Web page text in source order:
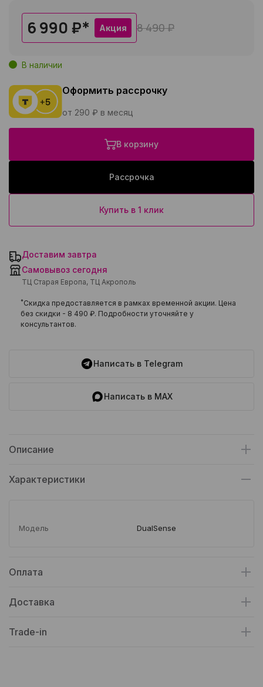
6 990 ₽* Акция 8 490 ₽
В наличии
Оформить рассрочку
от 290 ₽ в месяц
В корзину
Рассрочка
Купить в 1 клик
Доставим завтра
Самовывоз сегодня
ТЦ Старая Европа, ТЦ Акрополь
*Скидка предоставляется в рамках временной акции. Цена
без скидки - 8 490 ₽. Подробности уточняйте у
консультантов.
Написать в Telegram
Написать в MAX
Описание
Характеристики
Модель DualSense
Оплата
Доставка
Trade-in